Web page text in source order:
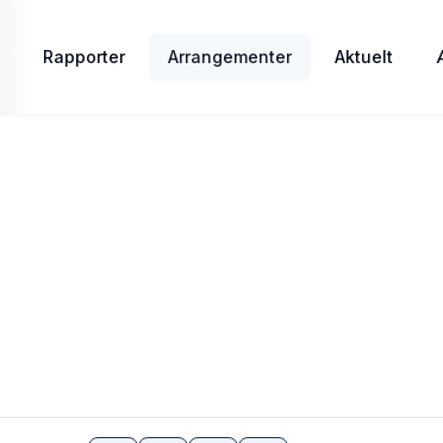
Rapporter Arrangementer Aktuelt